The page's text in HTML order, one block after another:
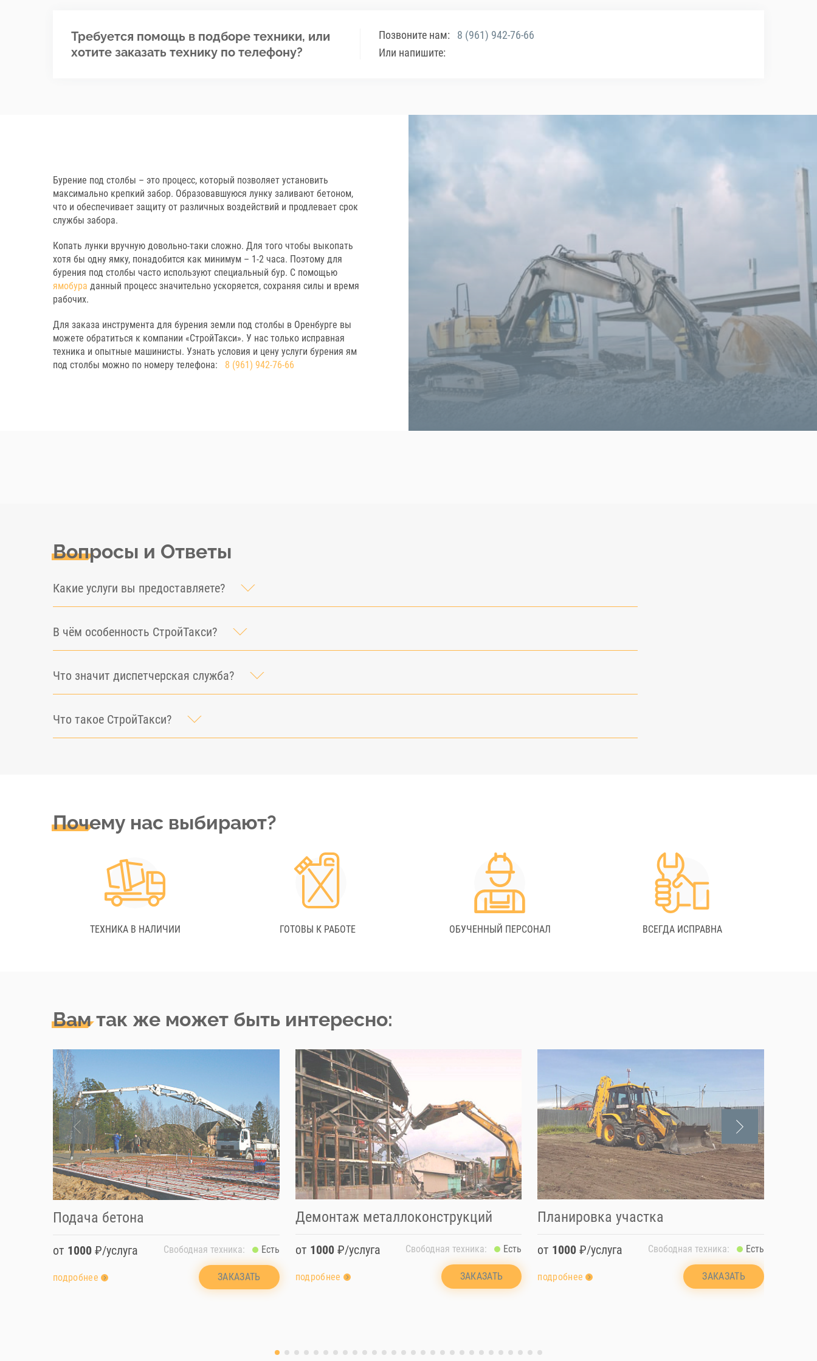
Требуется помощь в подборе техники, или
хотите заказать технику по телефону?
Позвоните нам:
8 (961) 942-76-66
Или напишите:
Бурение под столбы – это процесс, который позволяет установить
максимально крепкий забор. Образовавшуюся лунку заливают бетоном,
что и обеспечивает защиту от различных воздействий и продлевает срок
службы забора.
Копать лунки вручную довольно-таки сложно. Для того чтобы выкопать
хотя бы одну ямку, понадобится как минимум – 1-2 часа. Поэтому для
бурения под столбы часто используют специальный бур. С помощью
ямобура данный процесс значительно ускоряется, сохраняя силы и время
рабочих.
Для заказа инструмента для бурения земли под столбы в Оренбурге вы
можете обратиться к компании «СтройТакси». У нас только исправная
техника и опытные машинисты. Узнать условия и цену услуги бурения ям
под столбы можно по номеру телефона:
8 (961) 942-76-66
Вопросы и Ответы
Какие услуги вы предоставляете?
В чём особенность СтройТакси?
Что значит диспетчерская служба?
Что такое СтройТакси?
Почему нас выбирают?
ТЕХНИКА В НАЛИЧИИ ГОТОВЫ К РАБОТЕ ОБУЧЕННЫЙ ПЕРСОНАЛ ВСЕГДА ИСПРАВНА
Вам так же может быть интересно:
Подача бетона
от 1000 ₽/услуга Свободная техника: Есть
подробнее ЗАКАЗАТЬ
Демонтаж металлоконструкций
от 1000₽/услуга Свободная техника: Есть
подробнее ЗАКАЗАТЬ
Планировка участка
от 1000 ₽/услуга Свободная техника: Есть
подробнее ЗАКАЗАТЬ